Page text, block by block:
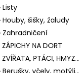
Listy
Houby, šišky, žaludy
Zahradničení
NA DORT
PTÁCI, HMYZ...
Berušky, včely, motýli...